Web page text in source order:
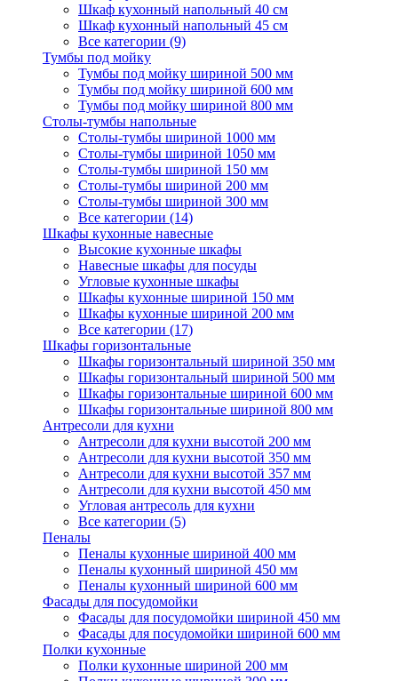
Шкаф кухонный напольный 40 см
Шкаф кухонный напольный 45 см
Все категории (9)
Тумбы под мойку
Тумбы под мойку шириной 500 мм
Тумбы под мойку шириной 600 мм
Тумбы под мойку шириной 800 мм
Столы-тумбы напольные
Столы-тумбы шириной 1000 мм
Столы-тумбы шириной 1050 мм
Столы-тумбы шириной 150 мм
Столы-тумбы шириной 200 мм
Столы-тумбы шириной 300 мм
Все категории (14)
Шкафы кухонные навесные
Высокие кухонные шкафы
Навесные шкафы для посуды
Угловые кухонные шкафы
Шкафы кухонные шириной 150 мм
Шкафы кухонные шириной 200 мм
Все категории (17)
Шкафы горизонтальные
Шкафы горизонтальный шириной 350 мм
Шкафы горизонтальный шириной 500 мм
Шкафы горизонтальные шириной 600 мм
Шкафы горизонтальные шириной 800 мм
Антресоли для кухни
Антресоли для кухни высотой 200 мм
Антресоли для кухни высотой 350 мм
Антресоли для кухни высотой 357 мм
Антресоли для кухни высотой 450 мм
Угловая антресоль для кухни
Все категории (5)
Пеналы
Пеналы кухонные шириной 400 мм
Пеналы кухонный шириной 450 мм
Пеналы кухонный шириной 600 мм
Фасады для посудомойки
Фасады для посудомойки шириной 450 мм
Фасады для посудомойки шириной 600 мм
Полки кухонные
Полки кухонные шириной 200 мм